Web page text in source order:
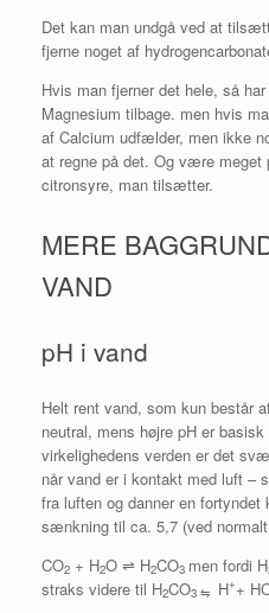
Det kan man undgå ved at
fjerne noget af
Hvis man fjerner det hele, så
Magnesium tilbage. men hvis
af Calcium udfælder, men ikke
at regne på det. Og være
citronsyre, man tilsætter.
MERE
VAND
pH i vand
Helt rent vand, som kun består
neutral, mens højre pH er
virkelighedens verden er det
når vand er i kontakt med luft –
fra luften og danner en
sænkning til ca. 5,7 (ved
CO2 + H2O ⇌ H2CO3 men fordi H
straks videre til H2CO3 ⇋ H++